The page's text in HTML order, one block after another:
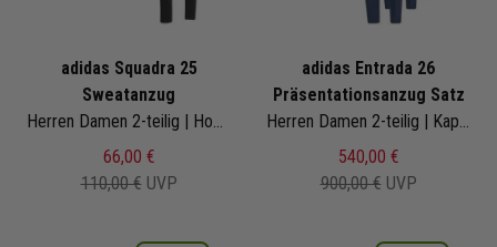
adidas Squadra 25
Sweatanzug
Herren Damen 2-teilig | Hoodie Sweathose | Jogginganzug
66,00 €
110,00 € UVP
adidas Entrada 26
Präsentationsanzug Satz
Herren Damen 2-teilig | Kapuzenjacke Präsentationshose
540,00 €
900,00 € UVP